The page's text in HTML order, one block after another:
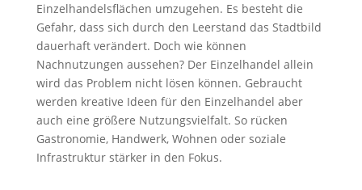
Einzelhandelsflächen umzugehen. Es besteht die
Gefahr, dass sich durch den Leerstand das Stadtbild
dauerhaft verändert. Doch wie können
Nachnutzungen aussehen? Der Einzelhandel allein
wird das Problem nicht lösen können. Gebraucht
werden kreative Ideen für den Einzelhandel aber
auch eine größere Nutzungsvielfalt. So rücken
Gastronomie, Handwerk, Wohnen oder soziale
Infrastruktur stärker in den Fokus.